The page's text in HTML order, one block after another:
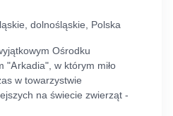
dolnośląskie, Polska
Ośrodku
"Arkadia", w którym miło
w towarzystwie
na świecie zwierząt -